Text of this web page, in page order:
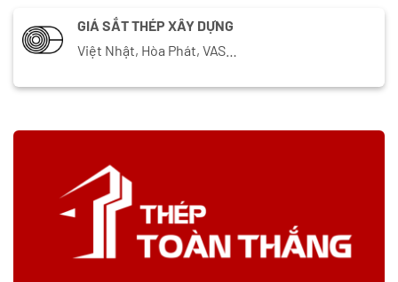
GIÁ SẮT THÉP XÂY DỰNG
Việt Nhật, Hòa Phát, VAS…